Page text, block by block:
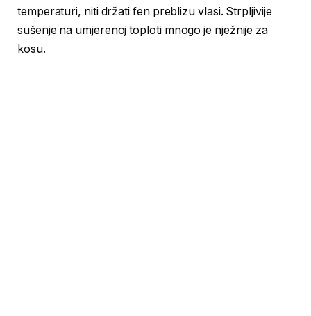
temperaturi, niti držati fen preblizu vlasi. Strpljivije
sušenje na umjerenoj toploti mnogo je nježnije za
kosu.